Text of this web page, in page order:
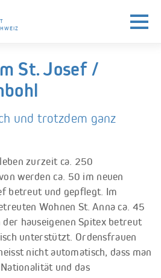
St. Josef /
und trotzdem ganz
zurzeit ca. 250
werden ca. 50 im neuen
betreut und gepflegt. Im
Wohnen St. Anna ca. 45
hauseigenen Spitex betreut
unterstützt. Ordensfrauen
nicht automatisch, dass man
und das